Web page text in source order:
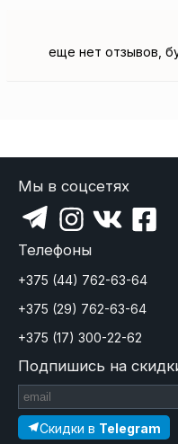
еще нет отзывов,
Мы в соцсетях
Телефоны
+375 (44) 762-63-64
+375 (29) 762-63-64
+375 (17) 300-22-62
Подпишись на
Скидки в Telegram